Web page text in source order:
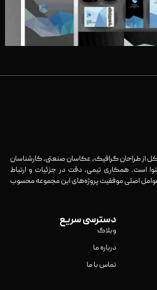
از طراحان گرافیک، عکاسان صنعتی، کارشناسان
است. همکاری تیمی، دقت در جزئیات و ارتباط
عوامل اصلی موفقیت پروژه‌های این مجموعه محسوب
دسترسی سریع
وبلاگ
درباره ما
تماس با ما